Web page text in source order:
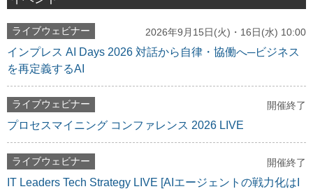
ライブウェビナー 2026年9月15日(火)・16日(水) 10:00
インプレス AI Days 2026 対話から自律・協働へ─ビジネス
を再定義するAI
ライブウェビナー 開催終了
プロセスマイニング コンファレンス 2026 LIVE
ライブウェビナー 開催終了
IT Leaders Tech Strategy LIVE [AIエージェントの戦力化はI